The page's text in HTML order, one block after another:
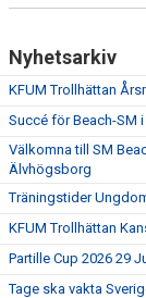
TRÄNINGSTID
SPONSORPAKET
STYRELSEN
Nyhetsarkiv
KFUM Trollhättan
Succé för Beach-SM
Välkomna till SM
Älvhögsborg
Träningstider
KFUM Trollhättan
Partille Cup 2026 29
Tage ska vakta